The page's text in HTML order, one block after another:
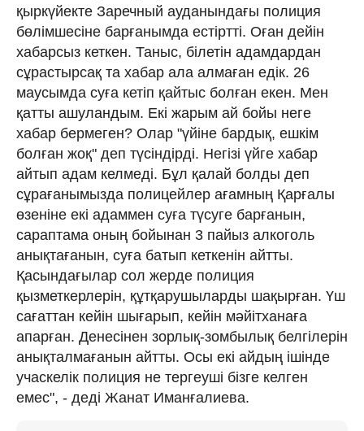
қыркүйекте Заречный ауданындағы полиция
бөлімшесіне барғанымда естіртті. Оған дейін
хабарсыз кеткен. Таныс, білетін адамдардан
сұрастырсақ та хабар ала алмаған едік. 26
маусымда суға кетіп қайтыс болған екен. Мен
қатты ашуландым. Екі жарым ай бойы неге
хабар бермеген? Олар "үйіне бардық, ешкім
болған жоқ" деп түсіндірді. Негізі үйге хабар
айтып адам келмеді. Бұл қалай болды деп
сұрағанымызда полицейлер ағамның Қарғалы
өзеніне екі адаммен суға түсуге барғанын,
сараптама оның бойынан 3 пайыз алкоголь
анықтағанын, суға батып кеткенін айтты.
Қасындағылар сол жерде полиция
қызметкерлерін, құтқарушыларды шақырған. Үш
сағаттан кейін шығарып, кейін мәйітханаға
апарған. Денесінен зорлық-зомбылық белгілерін
анықталмағанын айтты. Осы екі айдың ішінде
учаскелік полиция не тергеуші бізге келген
емес", - деді Жанат Иманғалиева.